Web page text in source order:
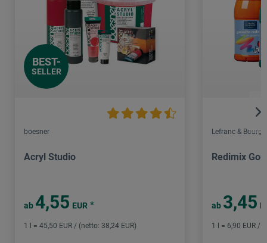
BEST-
SELLER
boesner
Acryl Studio
ab 4,55 EUR *
1 l = 45,50 EUR / (netto: 38,24 EUR)
Lefranc &
Redimix
ab 3,45
1 l = 6,90 EUR /